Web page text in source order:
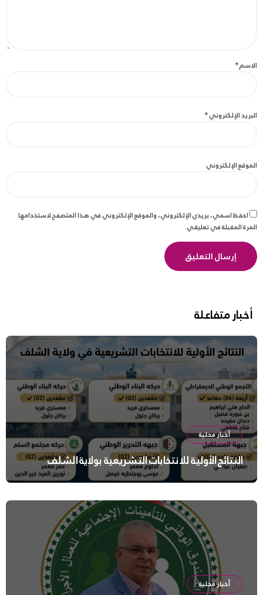
الاسم*
البريد الإلكتروني*
الموقع الإلكتروني
احفظ اسمي، بريدي الإلكتروني، والموقع الإلكتروني في هذا المتصفح لاستخدامها
المرة المقبلة في تعليقي.
أخبار متفاعلة
أخبار محلية
النتائج الأولية للانتخابات التشريعية بولاية الشلف
أخبار محلية